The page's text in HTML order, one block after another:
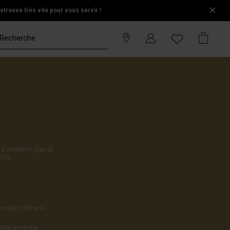
très vite pour vous servir !
pas là.
20 ans.
énergie